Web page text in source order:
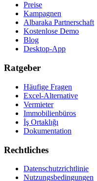
Preise
Kampagnen
Albaraka Partnerschaft
Kostenlose Demo
Blog
Desktop-App
Ratgeber
Häufige Fragen
Excel-Alternative
Vermieter
Immobilienbüros
İş Ortaklığı
Dokumentation
Rechtliches
Datenschutzrichtlinie
Nutzungsbedingungen